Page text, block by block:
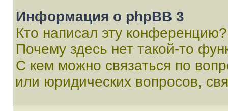
Информация о phpBB 3
Кто написал эту конференцию?
Почему здесь нет такой-то
С кем можно связаться по
или юридических вопросов,